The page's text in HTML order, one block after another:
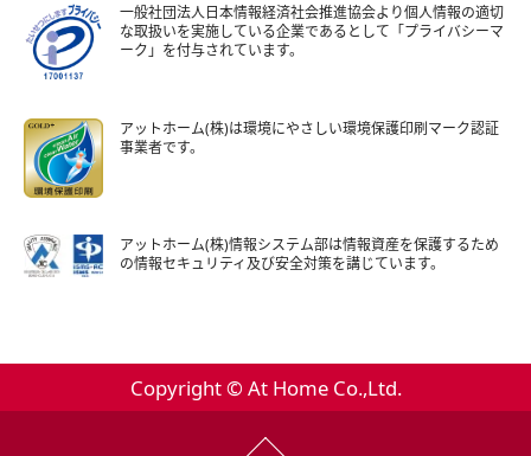
一般社団法人日本情報経済社会推進協会より個人情報の適切
な取扱いを実施している企業であるとして「プライバシーマ
ーク」を付与されています。
アットホーム(株)は環境にやさしい環境保護印刷マーク認証
事業者です。
アットホーム(株)情報システム部は情報資産を保護するため
の情報セキュリティ及び安全対策を講じています。
Copyright © At Home Co.,Ltd.